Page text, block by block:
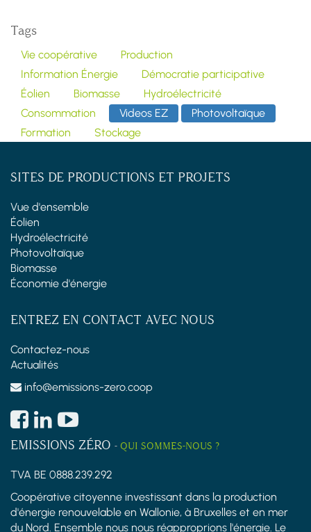
Tags
Vie coopérative
Production
Information Énergie
Démocratie participative
Éolien
Biomasse
Hydroélectricité
Consommation
Videos EZ
Photovoltaïque
Formation
Stockage
SITES DE PRODUCTIONS ET PROJETS
Vue d'ensemble
Éolien
Hydroélectricité
Photovoltaïque
Biomasse
Économie d'énergie
ENTREZ EN CONTACT AVEC NOUS
Contactez-nous
Actualités
info@emissions-zero.coop
EMISSIONS ZÉRO - QUI SOMMES-NOUS ?
TVA BE 0888.239.292
Coopérative citoyenne investissant dans la production
d'énergie renouvelable en Wallonie, à Bruxelles et en mer
du Nord. Ensemble nous nous réapproprions l'énergie. Le